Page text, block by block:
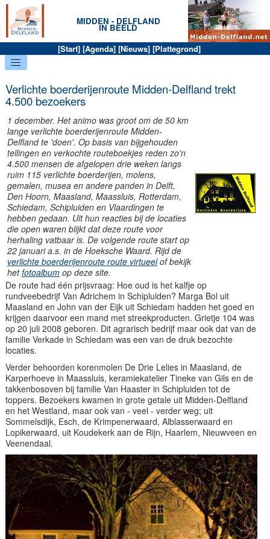
MIDDEN - DELFLAND
IN BEELD
[Start] [Agenda] [Nieuws] [Plattegrond]
Verlichte boerderijenroute Midden-Delfland trekt
4.500 bezoekers
1 december. Het animo was groot om de 50 km
lange verlichte boerderijenroute Midden-
Delfland te 'doen'. Op basis van bijgehouden
tellingen en verkochte routeboekjes reden zo'n
4.500 mensen de afgelopen drie weken langs
ruim 115 verlichte boerderijen, molens,
gemalen, musea en andere panden in Delft,
Den Hoorn, Maasland, Maassluis, Rotterdam,
Schiedam, Schipluiden en Vlaardingen te
hebben gedaan. Uit hun reacties bij de locaties
die open waren blijkt dat deze route voor
herhaling vatbaar is. De volgende route start op
22 januari a.s. in de Hoeksche Waard. Rijd de
verlichte boerderijenroute route virtueelof bekijk
hetfotoalbum op deze site.
De route had één prijsvraag: Hoe oud is het kalfje op
rundveebedrijf Van Adrichem in Schipluiden? Marga Bol uit
Maasland en John van der Eijk uit Schiedam hadden het goed en
krijgen daarvoor een mand met streekproducten. Grietje 104 was
op 20 juli 2008 geboren. Dit agrarisch bedrijf maar ook dat van de
familie Verkade in Schiedam was een van de druk bezochte
locaties.
Verder behoorden korenmolen De Drie Lelies in Maasland, de
Karperhoeve in Maassluis, keramiekatelier Tineke van Gils en de
takkenbosoven bij familie Van Haaster in Schipluiden tot de
toppers. Bezoekers kwamen in grote getale uit Midden-Delfland
en het Westland, maar ook van - veel - verder weg; uit
Sommelsdijk, Esch, de Krimpenerwaard, Alblasserwaard en
Lopikerwaard, uit Koudekerk aan de Rijn, Haarlem, Nieuwveen en
Veenendaal.